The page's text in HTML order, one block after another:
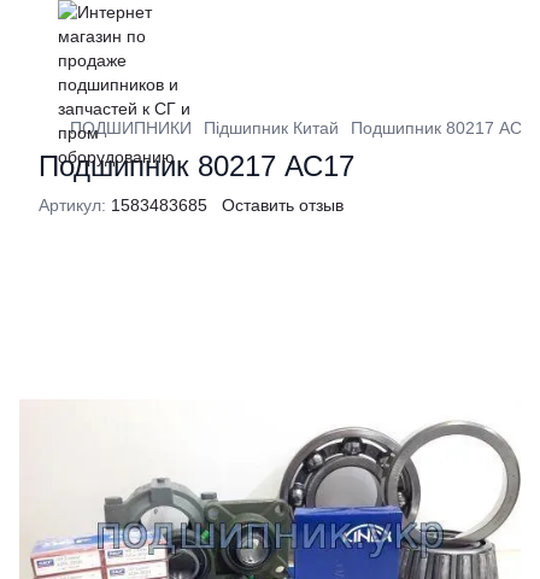
ПОДШИПНИКИ Підшипник Китай Подшипник 80217 АС17
Подшипник 80217 АС17
Артикул: 1583483685 Оставить отзыв